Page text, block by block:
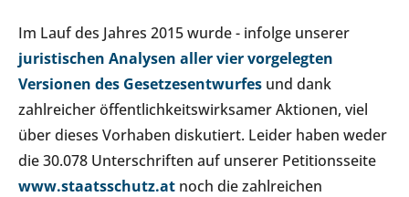
Im Lauf des Jahres 2015 wurde - infolge unserer
juristischen Analysen aller vier vorgelegten
Versionen des Gesetzesentwurfes und dank
zahlreicher öffentlichkeitswirksamer Aktionen, viel
über dieses Vorhaben diskutiert. Leider haben weder
die 30.078 Unterschriften auf unserer Petitionsseite
www.staatsschutz.at noch die zahlreichen